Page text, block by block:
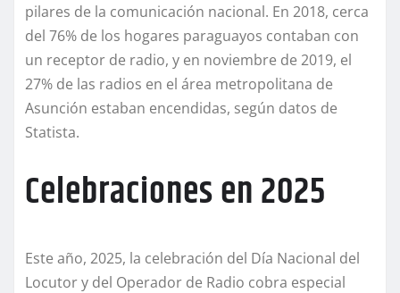
pilares de la comunicación nacional. En 2018, cerca
del 76% de los hogares paraguayos contaban con
un receptor de radio, y en noviembre de 2019, el
27% de las radios en el área metropolitana de
Asunción estaban encendidas, según datos de
Statista.
Celebraciones en 2025
Este año, 2025, la celebración del Día Nacional del
Locutor y del Operador de Radio cobra especial